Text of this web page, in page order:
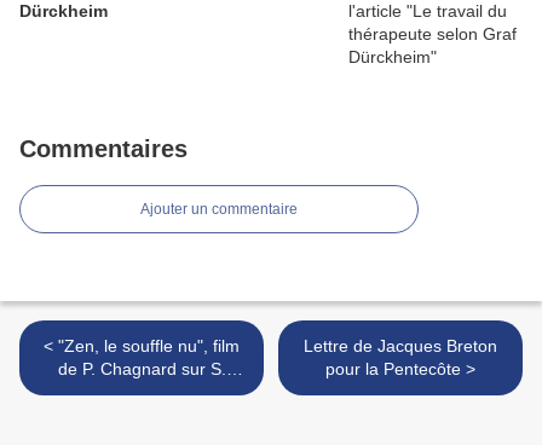
Dürckheim
Commentaires
Ajouter un commentaire
< "Zen, le souffle nu", film
de P. Chagnard sur S.
Oshida : présentations et
Lettre de Jacques Breton
pour la Pentecôte >